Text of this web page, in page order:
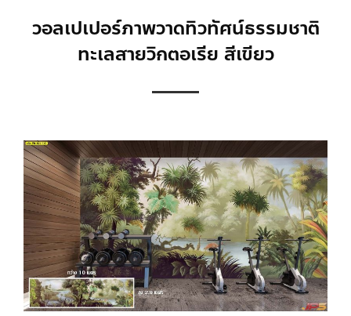
วอลเปเปอร์ภาพวาดทิวทัศน์ธรรมชาติ
ทะเลสายวิกตอเรีย สีเขียว